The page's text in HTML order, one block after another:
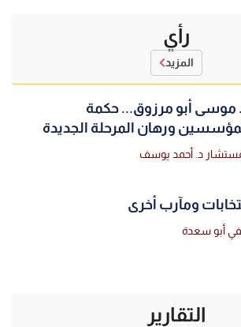
رأي
المزيد
موسى أبو مرزوق... حكمة
ورهان المرحلة الجديدة
د. أحمد يوسف
ومآرب أخرى
أبو سعدة
التقارير